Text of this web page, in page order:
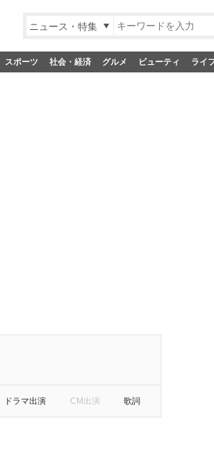
ニュース・特集
スポーツ 社会・経済 グルメ ビューティ ライ
ドラマ出演 CM出演 歌詞